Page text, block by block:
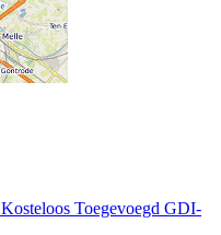
Kosteloos Toegevoegd GDI-